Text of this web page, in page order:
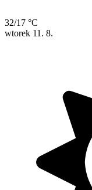
32/17 °C
wtorek 11. 8.